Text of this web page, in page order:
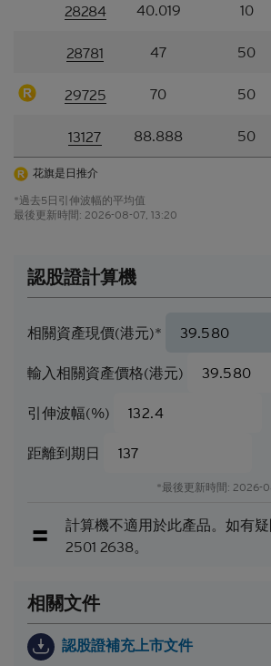
定論或據此行事而不自行加以獨立核
香港網站所登載的指示性價格水平、
為依據。所採用的假設及參數絕非唯
析為準確、合理或完整，亦不表示或
回報或表現會在將來實現。有關資料
並不構成網站擁有人的投資意見。
結構性產品的風險因素
閣下可能無法收回部份或甚至全部應收
投資結構性產品，所依賴的是發行人
產品的價格可急升或急跌，投資者或
的。花旗環球金融亞洲有限公司或會
測或估計構成資料登載當日的判斷，
閣下應當慎防實際業績可能會與任何
遵守基本上市文件（包括其任何增編
在觀察期內達到贖回價/贖回水平時，
終止。在該情況下，閣下將不會收到
品的性質及風險，如果情況適用，亦
法律、稅務、會計、財務及其他專業
28284 40.019 10
28781 47 50
29725 70 50
13127 88.888 50
花旗是日推介
*過去5日引伸波幅的平均值
最後更新時間: 2026-08-07, 13:20
認股證計算機
相關資產現價(港元)*
輸入相關資產價格(港元)
引伸波幅(%)
距離到期日
*最後更新時間: 2026-
計算機不適用於此產品。如有
2501 2638。
相關文件
認股證補充上市文件